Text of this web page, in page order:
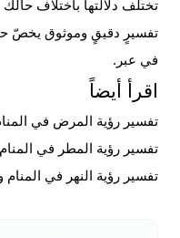
تختلف دلالتها باختلاف
تفسيرٍ دقيقٍ وموثوق يخصّ
في عبر .
اقرأ أيضاً
تفسير رؤية المرض في المنام
تفسير رؤية المطر في المنام
تفسير رؤية النهر في المنام